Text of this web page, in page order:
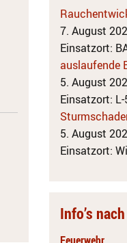
7. August
Einsatzort:
auslaufende
5. August
Einsatzort: L-
5. August
Einsatzort:
Info’s